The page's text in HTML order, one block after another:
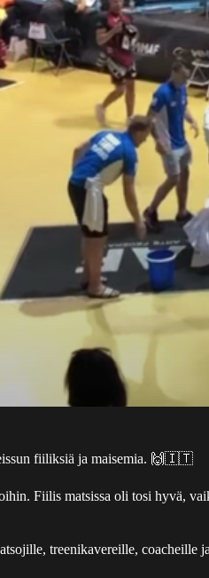
fiiliksiä ja maisemia. 🙌🇮🇹
Fiilis matsissa oli tosi hyvä,
treenikavereille, coacheille